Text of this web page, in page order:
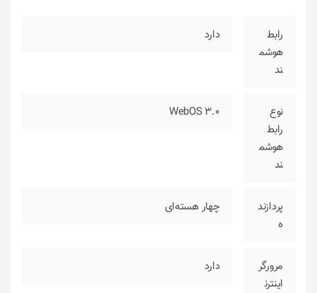
رابط
هوشم
ند
دارد
نوع
رابط
هوشم
ند
WebOS 3.0
پردازند
ه
چهار هسته‌ای
مرورگر
اینترن
دارد